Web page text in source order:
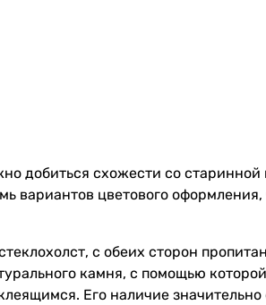
добиться схожести со
вариантов цветового
с обеих сторон
камня, с помощью
Его наличие